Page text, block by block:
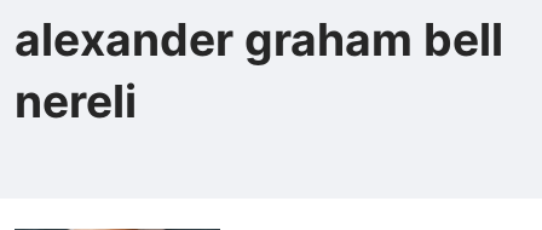
alexander graham bell
nereli